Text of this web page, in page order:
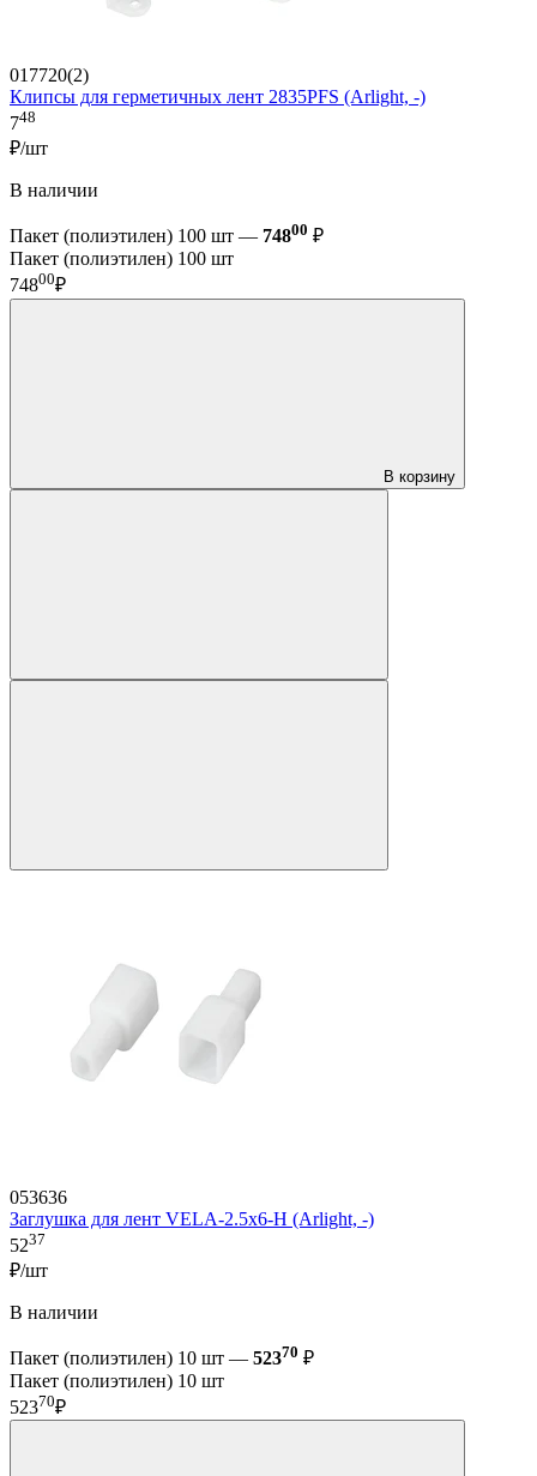
017720(2)
Клипсы для герметичных лент 2835PFS (Arlight, -)
748
₽/шт
В наличии
Пакет (полиэтилен) 100 шт — 74800 ₽
Пакет (полиэтилен) 100 шт
74800₽
В корзину
053636
Заглушка для лент VELA-2.5x6-H (Arlight, -)
5237
₽/шт
В наличии
Пакет (полиэтилен) 10 шт — 52370 ₽
Пакет (полиэтилен) 10 шт
52370₽